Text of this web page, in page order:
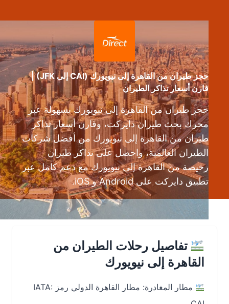
حجز طيران من القاهرة إلى نيويورك (CAI إلى JFK) |
قارن أسعار تذاكر الطيران
حجز طيران من القاهرة إلى نيويورك بسهولة عبر
محرك بحث طيران دايركت، وقارن أسعار تذاكر
طيران من القاهرة إلى نيويورك من أفضل شركات
الطيران العالمية، واحصل على تذاكر طيران
رخيصة من القاهرة إلى نيويورك مع دعم كامل عبر
تطبيق دايركت على Android و iOS.
تفاصيل رحلات الطيران من
القاهرة إلى نيويورك
مطار المغادرة: مطار القاهرة الدولي رمز IATA: